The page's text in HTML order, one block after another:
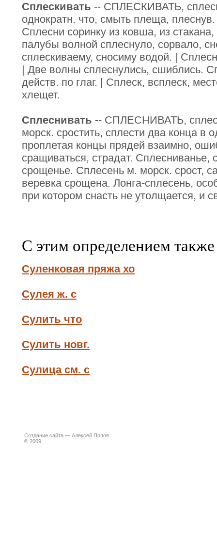
Сплескивать -- СПЛЕСКИВАТЬ,
однократн. что, смыть плеща,
Сплесни соринку из ковша, из
палубы волной сплеснуло, сорвало,
сплескиваему, сносиму водой. |
| Две волны сплеснулись, сшиблись.
действ. по глаг. | Сплеск, всплеск,
хлещет.
Сплеснивать -- СПЛЕСНИВАТЬ,
морск. сростить, сплести два конца в
проплетая концы прядей взаимно,
сращиваться, страдат. Сплесниванье,
срощенье. Сплесень м. морск. срост,
веревка срощена. Лонга-сплесень,
при котором снасть не утолщается, и
С этим определением
Суленковая пряжа хо
Сулея ж. с
Сулить что
Сулить новг.
Сулица см. с
Создание сайта — Алексей Попов
© 2009